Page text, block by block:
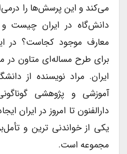
می‌کند و این پرسش‌ها را
دانش‌گاه در ایران چیست و
معارف موجود کجاست؟ در
برای طرح مساله‌ای متاون در
ایران. مراد نویسنده از
آموزشی و پژوهشی
دارالفنون تا امروز در ایران
یکی از خواندنی ترین و
مجموعه است.